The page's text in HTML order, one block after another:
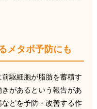
メタボ予防にも
前駆細胞が脂肪を蓄積す
きがあるという報告があ
などを予防・改善する作